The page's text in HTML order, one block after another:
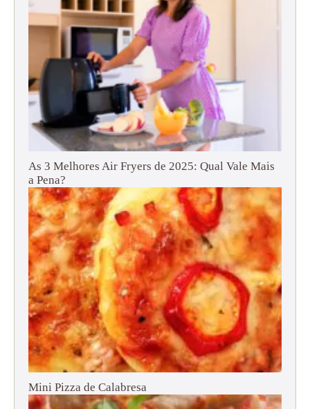
As 3 Melhores Air Fryers de 2025: Qual Vale Mais
a Pena?
Mini Pizza de Calabresa